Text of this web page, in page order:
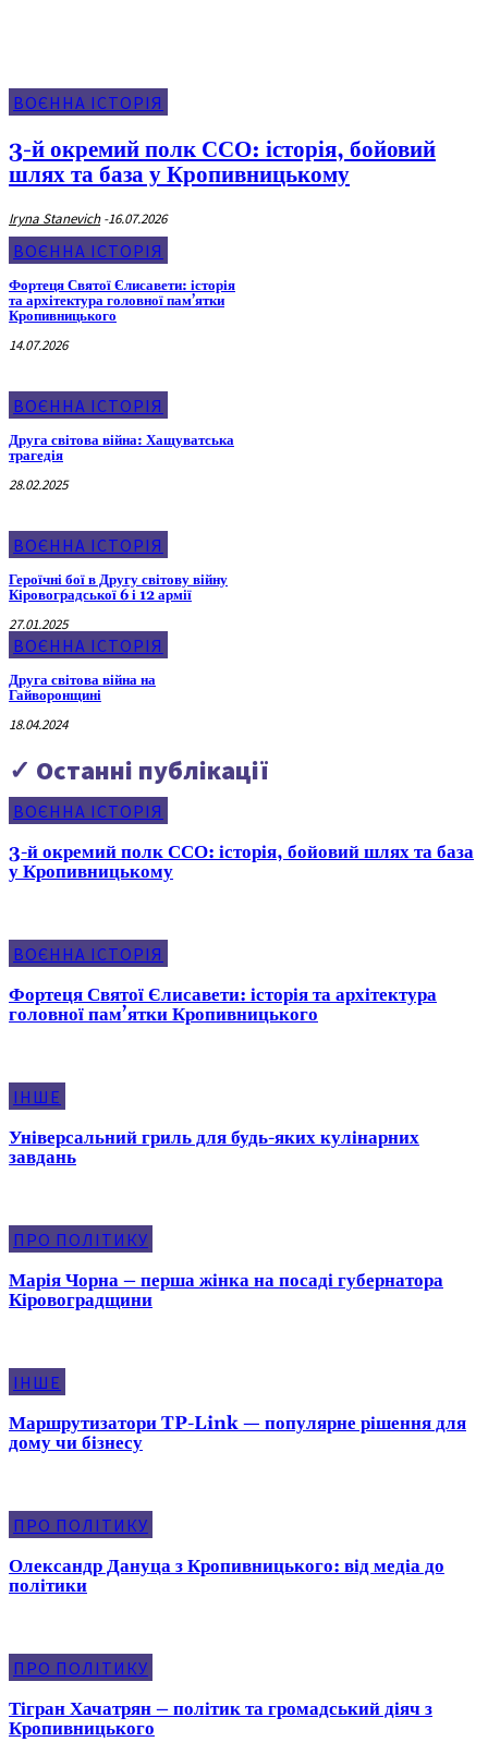
ВОЄННА ІСТОРІЯ
3-й окремий полк ССО: історія, бойовий
шлях та база у Кропивницькому
Iryna Stanevich -16.07.2026
ВОЄННА ІСТОРІЯ
Фортеця Святої Єлисавети: історія
та архітектура головної пам’ятки
Кропивницького
14.07.2026
ВОЄННА ІСТОРІЯ
Друга світова війна: Хащуватська
трагедія
28.02.2025
ВОЄННА ІСТОРІЯ
Героїчні бої в Другу світову війну
Кіровоградської 6 і 12 армії
27.01.2025
ВОЄННА ІСТОРІЯ
Друга світова війна на
Гайворонщині
18.04.2024
✓ Останні публікації
ВОЄННА ІСТОРІЯ
3-й окремий полк ССО: історія, бойовий шлях та база
у Кропивницькому
ВОЄННА ІСТОРІЯ
Фортеця Святої Єлисавети: історія та архітектура
головної пам’ятки Кропивницького
ІНШЕ
Універсальний гриль для будь-яких кулінарних
завдань
ПРО ПОЛІТИКУ
Марія Чорна – перша жінка на посаді губернатора
Кіровоградщини
ІНШЕ
Маршрутизатори TP-Link — популярне рішення для
дому чи бізнесу
ПРО ПОЛІТИКУ
Олександр Дануца з Кропивницького: від медіа до
політики
ПРО ПОЛІТИКУ
Тігран Хачатрян – політик та громадський діяч з
Кропивницького